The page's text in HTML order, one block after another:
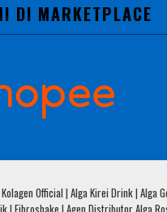
DI MARKETPLACE
Official | Alga Kirei Drink | Alga
| Fibroshake | Agen Distributor Alga